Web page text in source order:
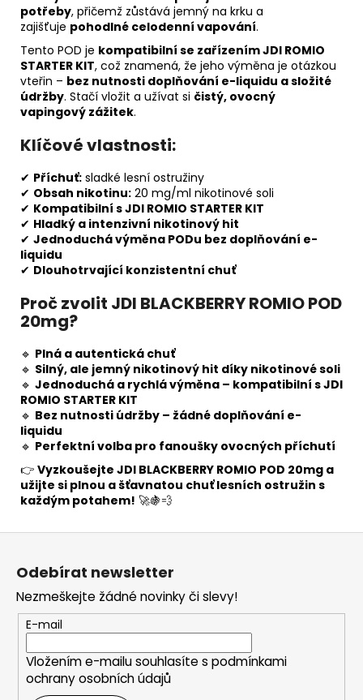
potřeby, přičemž zůstává jemný na krku a
zajišťuje pohodlné celodenní vapování.
Tento POD je kompatibilní se zařízením JDI ROMIO
STARTER KIT, což znamená, že jeho výměna je otázkou
vteřin – bez nutnosti doplňování e-liquidu a složité
údržby. Stačí vložit a užívat si čistý, ovocný
vapingový zážitek.
Klíčové vlastnosti:
✔ Příchuť: sladké lesní ostružiny
✔ Obsah nikotinu: 20 mg/ml nikotinové soli
✔ Kompatibilní s JDI ROMIO STARTER KIT
✔ Hladký a intenzivní nikotinový hit
✔ Jednoduchá výměna PODu bez doplňování e-
liquidu
✔ Dlouhotrvající konzistentní chuť
Proč zvolit JDI BLACKBERRY ROMIO POD
20mg?
🔹 Plná a autentická chuť
🔹 Silný, ale jemný nikotinový hit díky nikotinové soli
🔹 Jednoduchá a rychlá výměna – kompatibilní s JDI
ROMIO STARTER KIT
🔹 Bez nutnosti údržby – žádné doplňování e-
liquidu
🔹 Perfektní volba pro fanoušky ovocných příchutí
👉 Vyzkoušejte JDI BLACKBERRY ROMIO POD 20mg a
užijte si plnou a šťavnatou chuť lesních ostružin s
každým potahem! 🚀🍇💨
Z
Odebírat newsletter
Nezmeškejte žádné novinky či slevy!
E-mail
Vložením e-mailu souhlasíte s podmínkami
ochrany osobních údajů